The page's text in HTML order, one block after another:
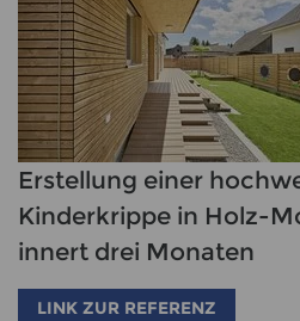
Erstellung einer
Kinderkrippe in Holz-
innert drei Monaten
LINK ZUR REFERENZ